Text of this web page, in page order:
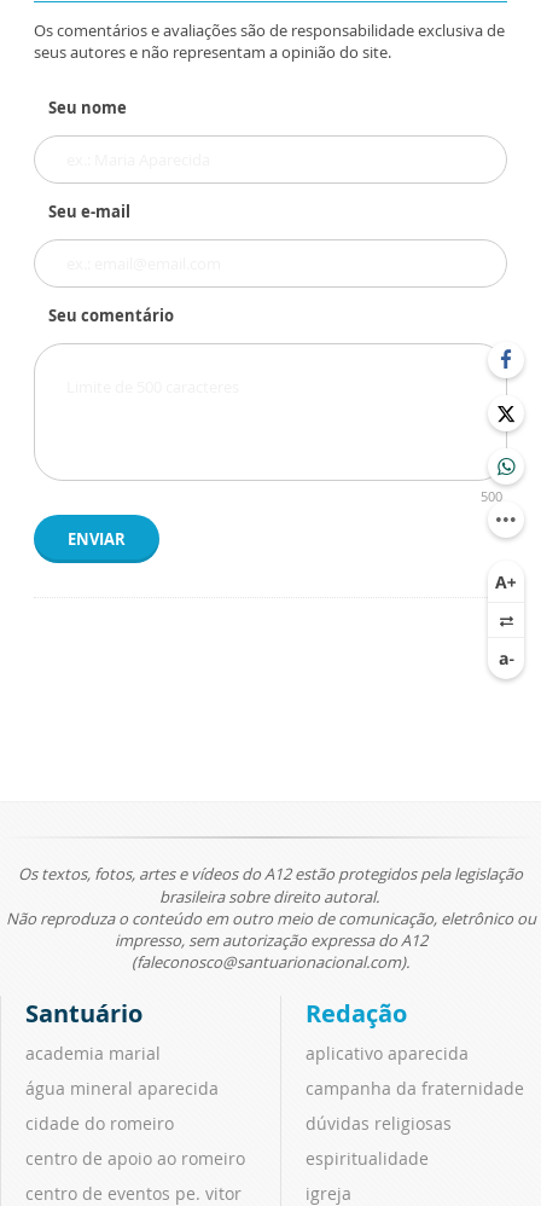
Os comentários e avaliações são de responsabilidade exclusiva de
seus autores e não representam a opinião do site.
Seu nome
Seu e-mail
Seu comentário
500
ENVIAR
Os textos, fotos, artes e vídeos do A12 estão protegidos pela legislação
brasileira sobre direito autoral.
Não reproduza o conteúdo em outro meio de comunicação, eletrônico ou
impresso, sem autorização expressa do A12
(faleconosco@santuarionacional.com).
Santuário
academia marial
água mineral aparecida
cidade do romeiro
centro de apoio ao romeiro
centro de eventos pe. vitor
Redação
aplicativo aparecida
campanha da fraternidade
dúvidas religiosas
espiritualidade
igreja